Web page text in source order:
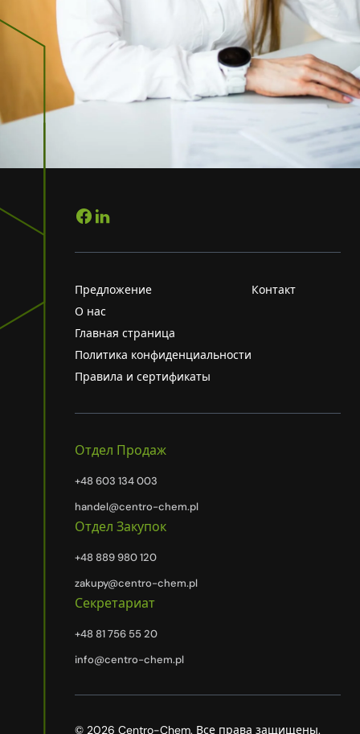
Предложение
О нас
Главная страница
Политика конфиденциальности
Правила и сертификаты
Контакт
Отдел Продаж
+48 603 134 003
handel@centro-chem.pl
Отдел Закупок
+48 889 980 120
zakupy@centro-chem.pl
Секретариат
+48 81 756 55 20
info@centro-chem.pl
© 2026 Centro-Chem. Все права защищены.